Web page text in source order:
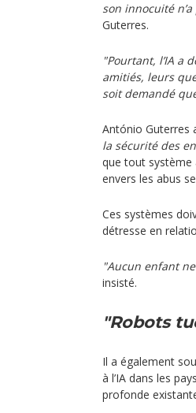
son innocuité
Guterres.
"Pourtant, l’IA a
amitiés, leurs
soit demandé
António Guterres
la sécurité des
que tout système
envers les abus
Ces systèmes
détresse en
"Aucun enfant
insisté.
"Robots
Il a également
à l’IA dans les
profonde